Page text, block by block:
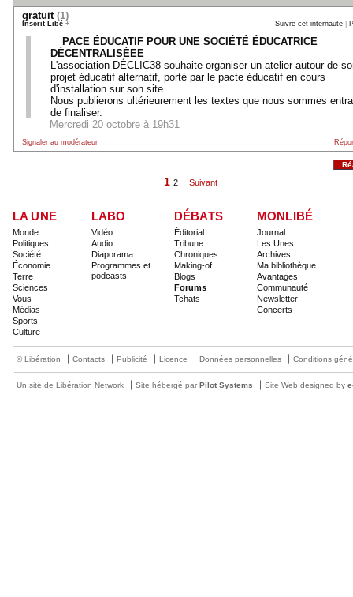
gratuit(1)
Inscrit Libé + Suivre cet internaute
PACE ÉDUCATIF POUR UNE SOCIÉTÉ ÉDUCATRICE
DÉCENTRALISÉEE
L'association DÉCLIC38 souhaite organiser un atelier autour de
projet éducatif alternatif, porté par le pacte éducatif en cours
d'installation sur son site.
Nous publierons ultérieurement les textes que nous sommes
de finaliser.
Mercredi 20 octobre à 19h31
Signaler au modérateur
1 2 Suivant
LA UNE
Monde
Politiques
Société
Économie
Terre
Sciences
Vous
Médias
Sports
Culture
LABO
Vidéo
Audio
Diaporama
Programmes et
podcasts
DÉBATS
Éditorial
Tribune
Chroniques
Making-of
Blogs
Forums
Tchats
MONLIBÉ
Journal
Les Unes
Archives
Ma bibliothèque
Avantages
Communauté
Newsletter
Concerts
© Libération Contacts Publicité Licence Données personnelles Conditions
Un site de Libération Network Site hébergé par Pilot Systems Site Web designed by